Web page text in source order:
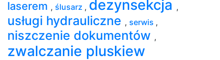
laserem , ślusarz , dezynsekcja ,
usługi hydrauliczne , serwis ,
niszczenie dokumentów ,
zwalczanie pluskiew